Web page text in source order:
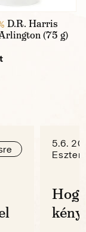
D.R. Harris
(75 g)
5.6.
Eszter